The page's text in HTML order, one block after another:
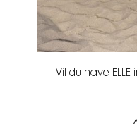
Vil du have